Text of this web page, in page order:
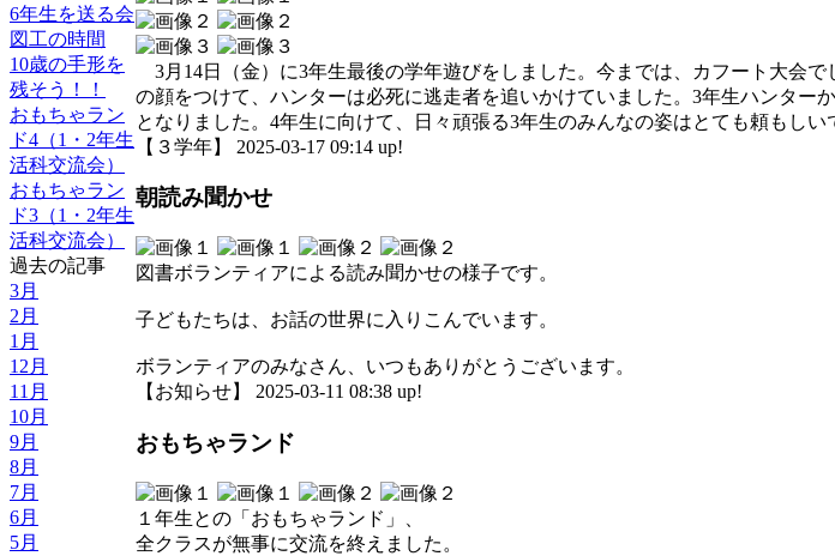
6年生を送る会
図工の時間
10歳の手形を
残そう！！
おもちゃラン
ド4（1・2年生
活科交流会）
おもちゃラン
ド3（1・2年生
活科交流会）
過去の記事
3月
2月
1月
12月
11月
10月
9月
8月
7月
6月
5月
3月14日（金）に3年生最後の学年遊びをしました。今までは、カフート大会
の顔をつけて、ハンターは必死に逃走者を追いかけていました。3年生ハンタ
となりました。4年生に向けて、日々頑張る3年生のみんなの姿はとても頼もしい
【３学年】 2025-03-17 09:14 up!
朝読み聞かせ
図書ボランティアによる読み聞かせの様子です。
子どもたちは、お話の世界に入りこんでいます。
ボランティアのみなさん、いつもありがとうございます。
【お知らせ】 2025-03-11 08:38 up!
おもちゃランド
１年生との「おもちゃランド」、
全クラスが無事に交流を終えました。